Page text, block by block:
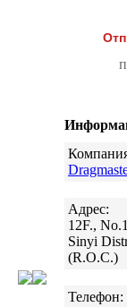
Адрес:
12F.,
Sinyi
(R.O.C.)
Телефон: